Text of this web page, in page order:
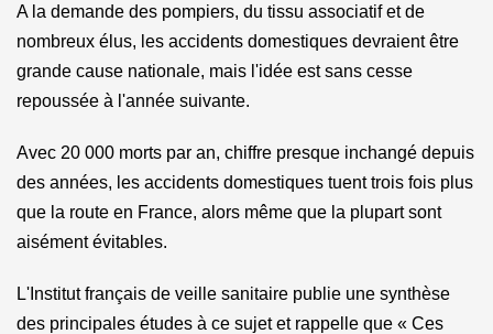
A la demande des pompiers, du tissu associatif et de
nombreux élus, les accidents domestiques devraient être
grande cause nationale, mais l'idée est sans cesse
repoussée à l'année suivante.
Avec 20 000 morts par an, chiffre presque inchangé depuis
des années, les accidents domestiques tuent trois fois plus
que la route en France, alors même que la plupart sont
aisément évitables.
L'Institut français de veille sanitaire publie une synthèse
des principales études à ce sujet et rappelle que « Ces